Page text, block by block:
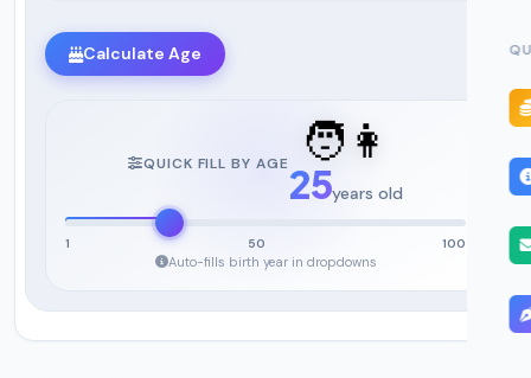
Calculate Age
QUICK FILL BY AGE 🧑 👩
25years old
1 50 100
Auto-fills birth year in dropdowns